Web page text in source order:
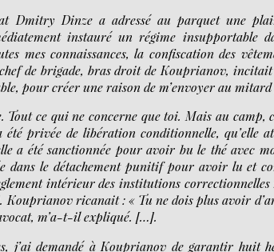
Dmitry Dinze a adressé au parquet une
instauré un régime insupportable
mes connaissances, la confiscation des
de brigade, bras droit de Kouprianov,
pour créer une raison de m’envoyer au
Tout ce qui ne concerne que toi. Mais au
été privée de libération conditionnelle, qu’elle
a été sanctionnée pour avoir bu le thé avec
dans le détachement punitif pour avoir lu et
intérieur des institutions correctionnelles
Kouprianov ricanait : « Tu ne dois plus avoir
m’a-t-il expliqué. […].
j’ai demandé à Kouprianov de garantir huit